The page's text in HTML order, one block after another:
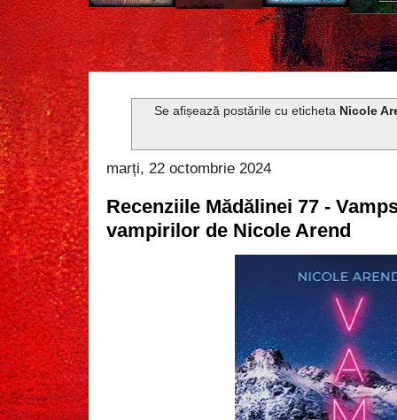
Se afișează postările cu eticheta Nicole
marți, 22 octombrie 2024
Recenziile Mădălinei 77 -
vampirilor de Nicole Arend